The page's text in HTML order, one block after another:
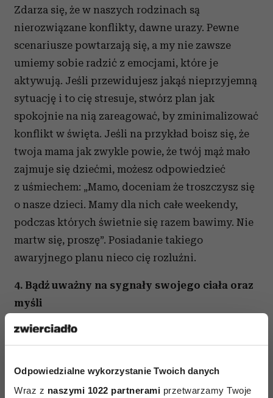
Odpowiedzialne wykorzystanie Twoich danych
Wraz z naszymi 1022 partnerami przetwarzamy Twoje
Zdarza się, że w naszych rodzinach są
nierozwiązane konflikty, dawne urazy. Pewne
scenariusze powtarzają się, a my nie zawsze
umiemy sobie radzić z emocjami, które je
aktywują. Jeśli przewidujesz jakąś nieprzyjemną
sytuację i to cię stresuje, stwórz plan jak
spokojnie na nią zareagować, by zminimalizować
konflikt w święta. Jeśli na przykład boisz się, że
twoja mama jak zwykle powie, że twój mąż mało
zajmuje się dziećmi, możesz odpowiedzieć
z uśmiechem: „Mamo, doceniam że troszczysz się
o nasze dzieci. Mamy dla nich całe weekendy,
podczas których świetnie się razem bawimy. Nie
martw się, proszę”. Posiadanie takiego
awaryjnego planu nieco cię rozluźni.
4. Bądź uważny na sygnały swojego ciała oraz
myśli
Jeśli doświadczamy fizycznych efektów stresu,
nasz organizm chce walczyć lub uciekać,
aktywując przywspółczulny układ nerwowy. Stąd